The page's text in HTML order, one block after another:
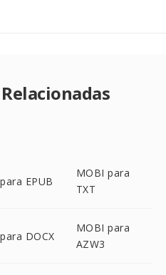
EPUB
MOBI para
TXT
DOCX
MOBI para
AZW3